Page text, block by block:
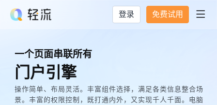
登录 免费试用 
一个页面串联所有
门户引擎
操作简单、布局灵活。丰富组件选择，满足各类信息整合场
景。丰富的权限控制，既打通内外，又实现千人千面。电脑